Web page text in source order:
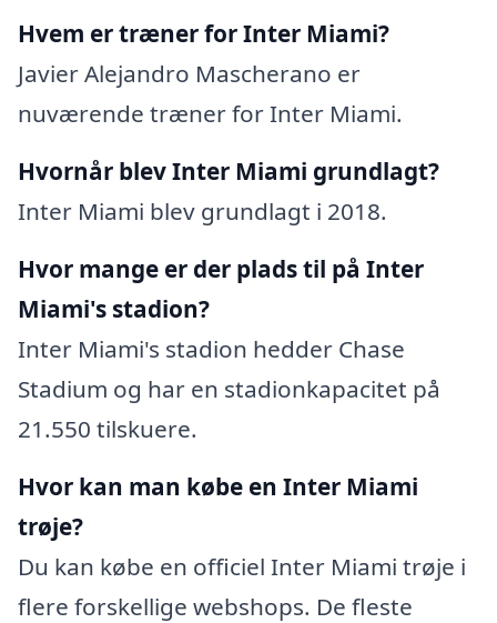
Hvem er træner for Inter Miami?
Javier Alejandro Mascherano er
nuværende træner for Inter Miami.
Hvornår blev Inter Miami grundlagt?
Inter Miami blev grundlagt i 2018.
Hvor mange er der plads til på Inter
Miami's stadion?
Inter Miami's stadion hedder Chase
Stadium og har en stadionkapacitet på
21.550 tilskuere.
Hvor kan man købe en Inter Miami
trøje?
Du kan købe en officiel Inter Miami trøje i
flere forskellige webshops. De fleste